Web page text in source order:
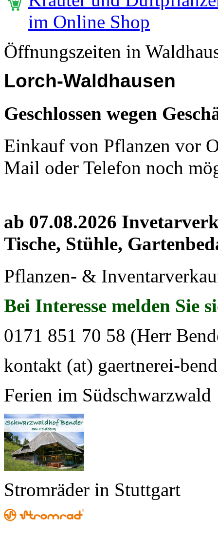
im Online Shop
Öffnungszeiten in
Lorch-Waldhausen
Geschlossen wegen
Einkauf von Pflanzen vor
Mail oder Telefon noch
ab 07.08.2026
Tische, Stühle,
Pflanzen- &
Bei Interesse melden Sie
0171 851 70 58 (Herr
kontakt (at) gaertnerei-
Ferien im Südschwarzwald
Stromräder in Stuttgart